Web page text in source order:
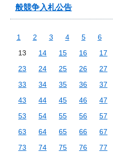
般競争入札公告
1 2 3 4 5 6
13
14 15 16 17
23
24 25 26 27
33
34 35 36 37
43
44 45 46 47
53
54 55 56 57
63
64 65 66 67
73
74 75 76 77